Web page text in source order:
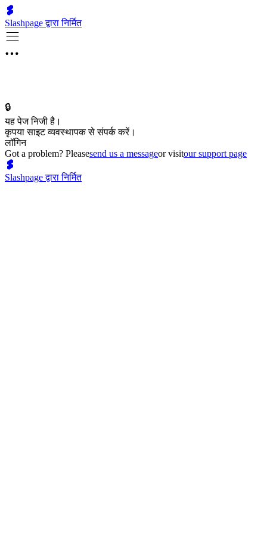
Slashpage द्वारा निर्मित
🔒
यह पेज निजी है।
कृपया साइट व्यवस्थापक से संपर्क करें।
लॉगिन
Got a problem? Pleasesend us a messageor visitour support page
Slashpage द्वारा निर्मित